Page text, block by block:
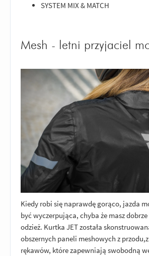
SYSTEM MIX & MATCH
Mesh - letni przyjaciel
Kiedy robi się naprawdę gorąco, jazda
być wyczerpująca, chyba że masz
odzież. Kurtka JET została
obszernych paneli meshowych z
rękawów, które zapewniają swobodną